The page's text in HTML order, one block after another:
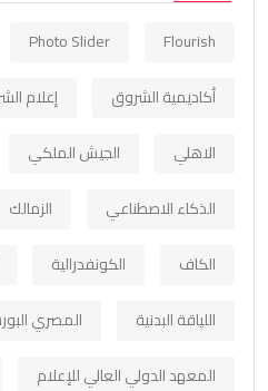
Flourish
Photo Slider
أكاديمية الشروق
إعلام
الاهلي
الجيش الملكي
الذكاء الاصطناعي
الزمالك
الكاف
الكونفدرالية
اللياقة البدنية
المصري
المعهد الدولي العالي للإعلام